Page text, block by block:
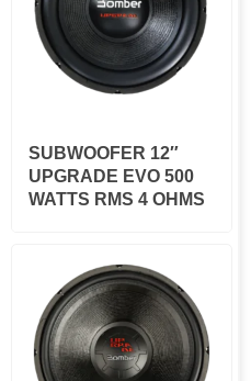
SUBWOOFER 12″
UPGRADE EVO 500
WATTS RMS 4 OHMS